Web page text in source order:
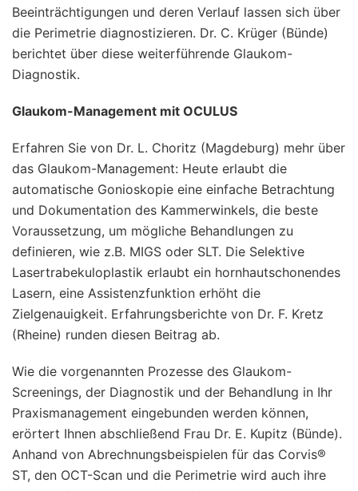
Beeinträchtigungen und deren Verlauf lassen sich über
die Perimetrie diagnostizieren. Dr. C. Krüger (Bünde)
berichtet über diese weiterführende Glaukom-
Diagnostik.
Glaukom-Management mit OCULUS
Erfahren Sie von Dr. L. Choritz (Magdeburg) mehr über
das Glaukom-Management: Heute erlaubt die
automatische Gonioskopie eine einfache Betrachtung
und Dokumentation des Kammerwinkels, die beste
Voraussetzung, um mögliche Behandlungen zu
definieren, wie z.B. MIGS oder SLT. Die Selektive
Lasertrabekuloplastik erlaubt ein hornhautschonendes
Lasern, eine Assistenzfunktion erhöht die
Zielgenauigkeit. Erfahrungsberichte von Dr. F. Kretz
(Rheine) runden diesen Beitrag ab.
Wie die vorgenannten Prozesse des Glaukom-
Screenings, der Diagnostik und der Behandlung in Ihr
Praxismanagement eingebunden werden können,
erörtert Ihnen abschließend Frau Dr. E. Kupitz (Bünde).
Anhand von Abrechnungsbeispielen für das Corvis®
ST, den OCT-Scan und die Perimetrie wird auch ihre